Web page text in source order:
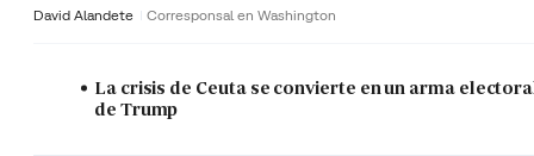
David Alandete Corresponsal en Washington
La crisis de Ceuta se convierte en un arma
de Trump